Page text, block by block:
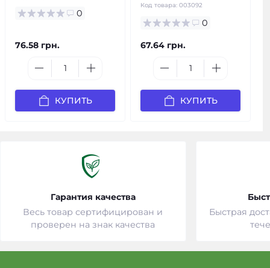
0
76.58 грн.
КУПИТЬ
Код товара: 003092
0
67.64 грн.
КУПИТЬ
Гарантия качества
Весь товар сертифицирован и
проверен на знак качества
Быстрая